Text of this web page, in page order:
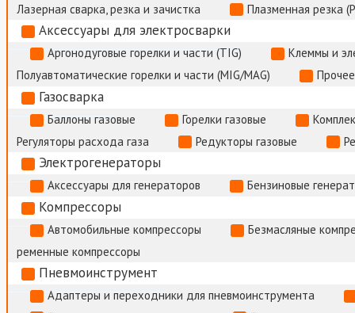
Лазерная сварка, резка и зачистка
Плазменная резка
Аксессуары для электросварки
Аргонодуговые горелки и части (TIG)
Клеммы и
Полуавтоматические горелки и части (MIG/MAG)
Газосварка
Баллоны газовые Горелки газовые
Регуляторы расхода газа
Редукторы газовые
Электрогенераторы
Аксессуары для генераторов Бензиновые
Компрессоры
Автомобильные компрессоры
Безмасляные
ременные компрессоры
Пневмоинструмент
Адаптеры и переходники для пневмоинструмента